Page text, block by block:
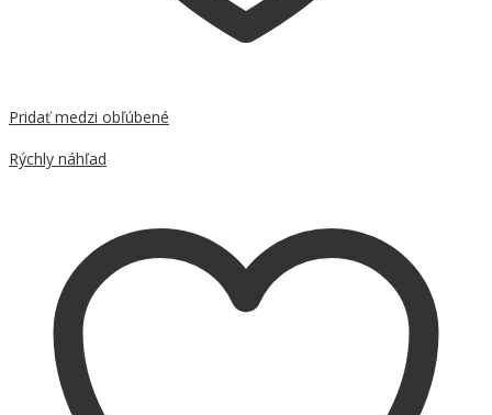
Pridať medzi obľúbené
Rýchly náhľad